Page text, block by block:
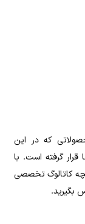
که در این
قرار گرفته است. با
کاتالوگ تخصصی
بگیرید.